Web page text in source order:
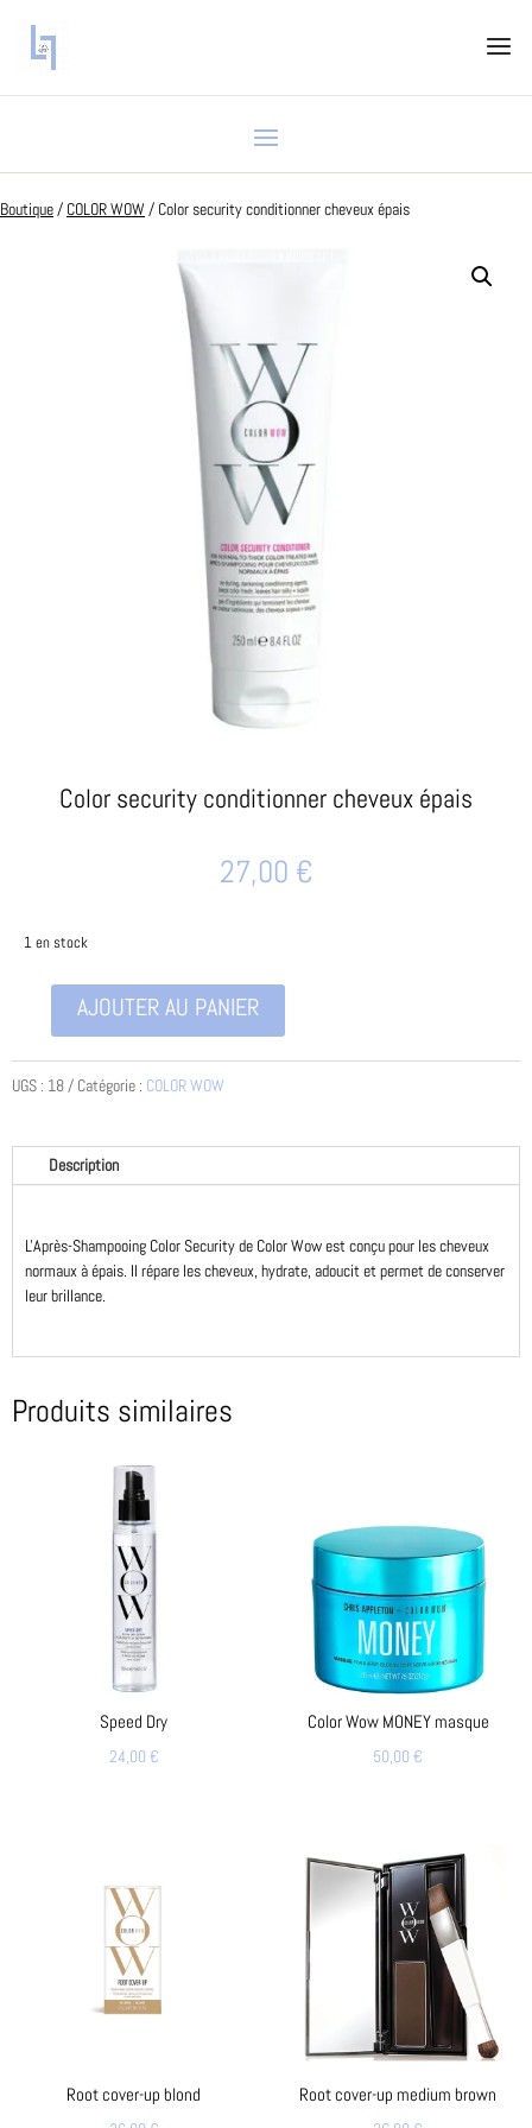
Boutique/ COLOR WOW/ Color security conditionner cheveux épais
Color security conditionner cheveux épais
27,00 €
1 en stock
security
cheveux
épais
AJOUTER AU PANIER
UGS : 18 Catégorie : COLOR WOW
Description
L'Après-Shampooing Color Security de Color Wow est conçu pour les cheveux
normaux à épais. Il répare les cheveux, hydrate, adoucit et permet de conserver
leur brillance.
Produits similaires
Speed Dry
24,00 €
Color Wow MONEY masque
50,00€
Root cover-up blond Root cover-up medium brown